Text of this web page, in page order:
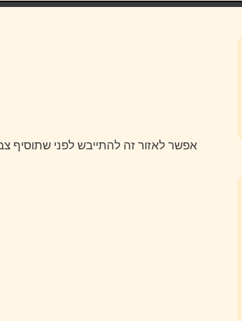
אפשר לאזור זה להתייבש לפני שתוסיף צבעים נוספים.זכרו שכבות כבדות של צבעים רק יעשו בלגן.נסה לרסס את הגלשן